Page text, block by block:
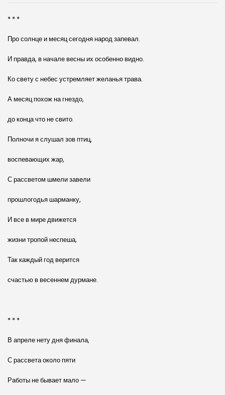
* * *
Про солнце и месяц сегодня народ запевал.
И правда, в начале весны их особенно видно.
Ко свету с небес устремляет желанья трава.
А месяц похож на гнездо,
до конца что не свито.
Полночи я слушал зов птиц,
воспевающих жар,
С рассветом шмели завели
прошлогодья шарманку,
И все в мире движется
жизни тропой неспеша,
Так каждый год верится
счастью в весеннем дурмане.
* * *
В апреле нету дня финала,
С рассвета около пяти
Работы не бывает мало —